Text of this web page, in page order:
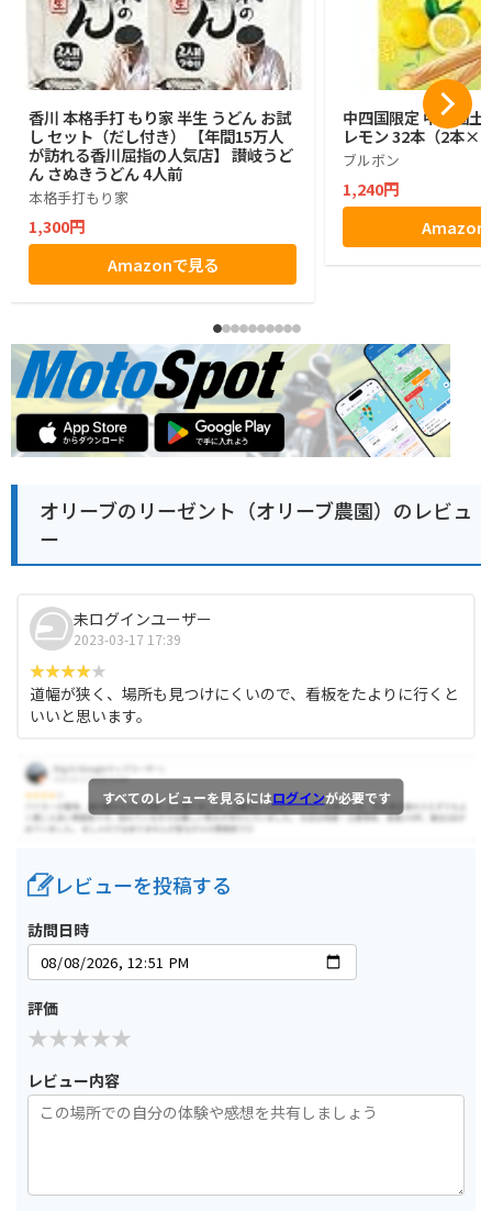
香川 本格手打 もり家 半生 うどん お試
し セット（だし付き） 【年間15万人
が訪れる香川屈指の人気店】 讃岐うど
ん さぬきうどん 4人前
本格手打もり家
1,300円
Amazonで見る
中四国限定 中四国土
レモン 32本（2本
ブルボン
1,240円
Amazon
オリーブのリーゼント（オリーブ農園）のレビュ
ー
未ログインユーザー
2023-03-17 17:39
道幅が狭く、場所も見つけにくいので、看板をたよりに行くと
いいと思います。
すべてのレビューを見るにはログインが必要です
レビューを投稿する
訪問日時
評価
レビュー内容